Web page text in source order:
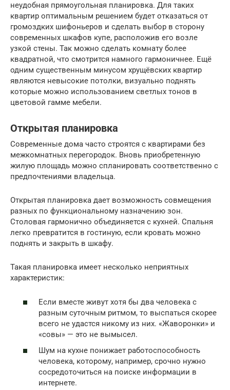
неудобная прямоугольная планировка. Для таких
квартир оптимальным решением будет отказаться от
громоздких шифоньеров и сделать выбор в сторону
современных шкафов купе, расположив его возле
узкой стены. Так можно сделать комнату более
квадратной, что смотрится намного гармоничнее. Ещё
одним существенным минусом хрущёвских квартир
являются невысокие потолки, визуально поднять
которые можно использованием светлых тонов в
цветовой гамме мебели.
Открытая планировка
Современные дома часто строятся с квартирами без
межкомнатных перегородок. Вновь приобретенную
жилую площадь можно спланировать соответственно с
предпочтениями владельца.
Открытая планировка дает возможность совмещения
разных по функциональному назначению зон.
Столовая гармонично объединяется с кухней. Спальня
легко превратится в гостиную, если кровать можно
поднять и закрыть в шкафу.
Такая планировка имеет несколько неприятных
характеристик:
Если вместе живут хотя бы два человека с
разным суточным ритмом, то выспаться скорее
всего не удастся никому из них. «Жаворонки» и
«совы» — это не вымысел.
Шум на кухне понижает работоспособность
человека, которому, например, срочно нужно
сосредоточиться на поиске информации в
интернете.